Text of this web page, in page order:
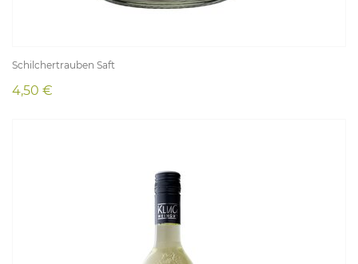
Schilchertrauben Saft
4,50 €